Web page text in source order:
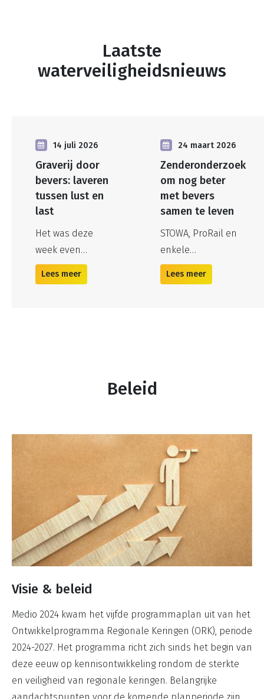
Laatste
waterveiligheidsnieuws
14 juli 2026
Graverij door
bevers: laveren
tussen lust en
last
Het was deze
week even
voorpaginanieuws
op de website
geworden. Bevers
spoorwegtaluds,
bericht werd
overigens maar
weinig aandacht
besteed aan de
positieve bijdrage
leveren aan
bijvoorbeeld de
biodiversiteit en
klimaatadaptatie.
STOWA en andere
partijen zoeken
daarom al jaren
Lees meer
24 maart 2026
Zenderonderzoek
om nog beter
met bevers
samen te leven
STOWA, ProRail en
enkele
waterschappen
laten onderzoek
bever is welkom in
het rivierengebied
en draagt daar ook
bij aan de
biodiversiteit.
Tegelijkertijd kan
graverij in dijken
een serieus gevaar
vormen voor de
overzicht: Edwin
Giesbers.
Lees meer
Beleid
Visie & beleid
Medio 2024 kwam het vijfde programmaplan uit van het
Ontwikkelprogramma Regionale Keringen (ORK), periode
2024-2027. Het programma richt zich sinds het begin van
deze eeuw op kennisontwikkeling rondom de sterkte
en veiligheid van regionale keringen. Belangrijke